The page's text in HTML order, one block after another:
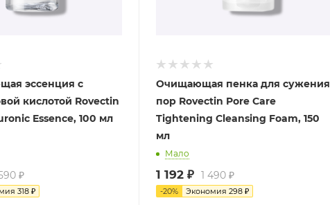
эссенция с
кислотой Rovectin
Essence, 100 мл
₽
318₽
Очищающая пенка для сужения
пор Rovectin Pore Care
Tightening Cleansing Foam, 150
мл
Мало
1 192 ₽ 1 490 ₽
-20% Экономия 298 ₽